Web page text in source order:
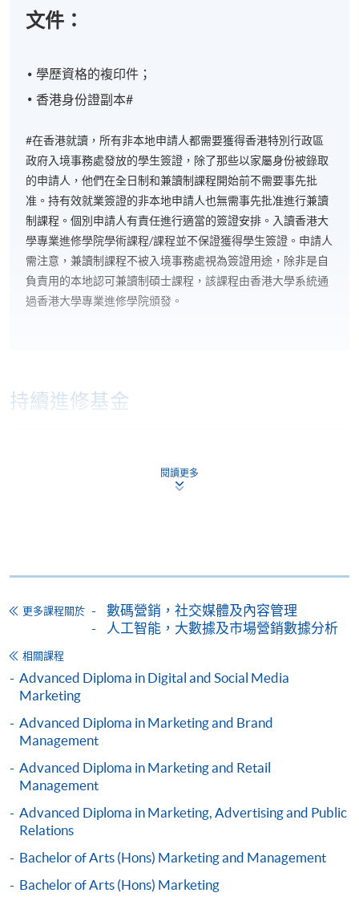
文件：
學歷資格的複印件；
香港身份證副本#
#在香港就讀，所有非本地申請人都需要獲得香港特別行政區
政府入境事務處發放的學生簽證，除了那些以家屬身份被錄取
的申請人，他們在全日制和兼讀制課程開始前不需要事先批
准。持有效就業簽證的非本地申請人也無需事先批准進行兼讀
制課程。個別申請人有責任進行適當的簽證安排。入讀香港大
學專業進修學院學術課程/課程並不保證獲得學生簽證。申請人
需注意，兼讀制課程不被入境事務處視為簽證用途，除非是自
負責用的本地認可兼讀制碩士課程，該課程由香港大學系統通
過香港大學專業進修學院頒發。
持續進修基金
(Module from Professional Diploma in Social
課程編號
33Z154882
Consumer Behaviour (Module from
Professional Diploma in Social Media and
Digital Marketing)
學費
$4,500
查詢號碼
2867-8499
Digital and Social Media Marketing (Module
from Professional Diploma in Social Media and
課程編號
33Z154904
閱讀更多
更多課程關於
數碼營銷，社交媒體及內容管理
人工智能，大數據及市場營銷數據分析
相關課程
Advanced Diploma in Digital and Social Media
Marketing
Advanced Diploma in Marketing and Brand
Management
Advanced Diploma in Marketing and Retail
Management
Advanced Diploma in Marketing, Advertising and Public
Relations
Bachelor of Arts (Hons) Marketing and Management
Bachelor of Arts (Hons) Marketing